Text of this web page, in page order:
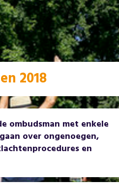
2018
ombudsman met enkele
over ongenoegen,
en